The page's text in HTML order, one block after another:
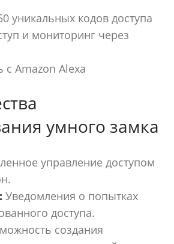
уникальных кодов доступа
и мониторинг через
с Amazon Alexa
умного замка
управление доступом
Уведомления о попытках
доступа.
создания